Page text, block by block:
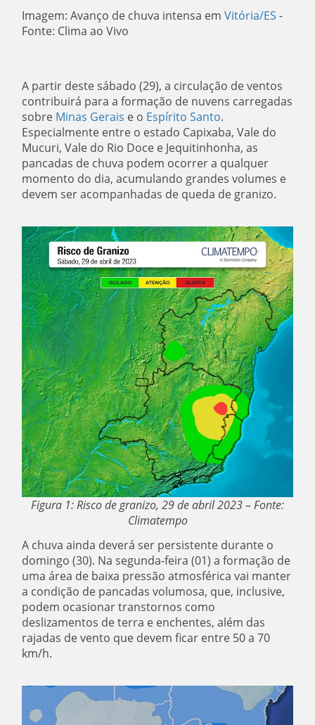
Imagem: Avanço de chuva intensa emVitória/ES-
Fonte: Clima ao Vivo
A partir deste sábado (29), a circulação de ventos
contribuirá para a formação de nuvens carregadas
sobre Minas Gerais e o Espírito Santo.
Especialmente entre o estado Capixaba, Vale do
Mucuri, Vale do Rio Doce e Jequitinhonha, as
pancadas de chuva podem ocorrer a qualquer
momento do dia, acumulando grandes volumes e
devem ser acompanhadas de queda de granizo.
Figura 1: Risco de granizo, 29 de abril 2023 – Fonte:
Climatempo
A chuva ainda deverá ser persistente durante o
domingo (30). Na segunda-feira (01) a formação de
uma área de baixa pressão atmosférica vai manter
a condição de pancadas volumosa, que, inclusive,
podem ocasionar transtornos como
deslizamentos de terra e enchentes, além das
rajadas de vento que devem ficar entre 50 a 70
km/h.